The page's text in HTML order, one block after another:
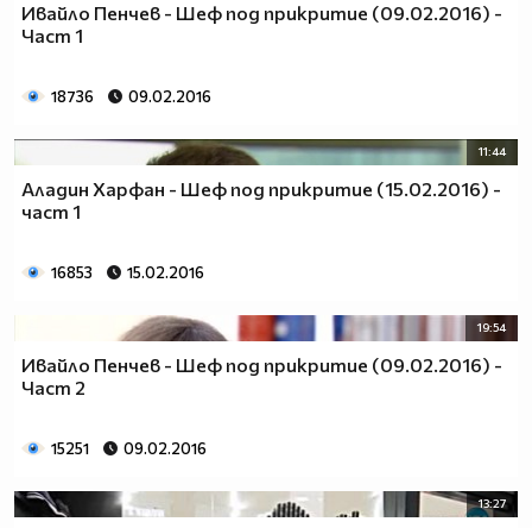
Ивайло Пенчев - Шеф под прикритие (09.02.2016) -
Част 1
18736 09.02.2016
11:44
Аладин Харфан - Шеф под прикритие (15.02.2016) -
част 1
16853 15.02.2016
19:54
Ивайло Пенчев - Шеф под прикритие (09.02.2016) -
Част 2
15251 09.02.2016
13:27